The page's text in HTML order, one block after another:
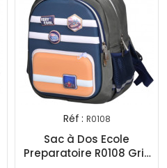
Réf : R0108
Sac à Dos Ecole
Preparatoire R0108 Gris